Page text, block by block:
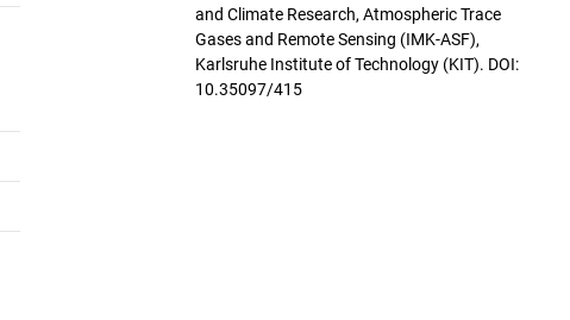
and Climate Research, Atmospheric Trace
Gases and Remote Sensing (IMK-ASF),
Karlsruhe Institute of Technology (KIT). DOI:
10.35097/415